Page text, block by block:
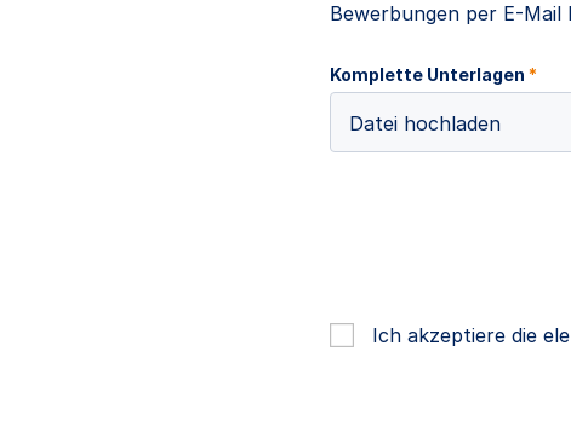
Bewerbungen per E-
Komplette Unterlagen *
Datei hochladen
Ich akzeptiere die